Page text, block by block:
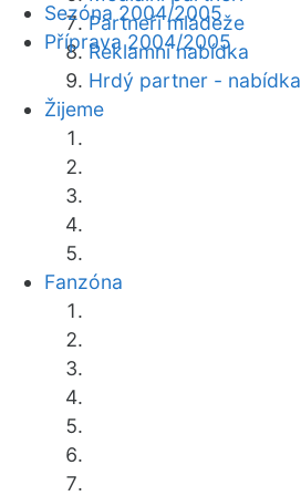
Partneři mládeže
Reklamní nabídka
Hrdý partner - nabídka
Žijeme
Fanzóna
Sezóna 2004/2005
Příprava 2004/2005